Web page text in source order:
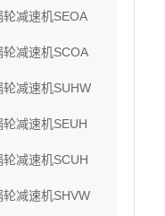
减速机SEOA
减速机SCOA
减速机SUHW
减速机SEUH
减速机SCUH
减速机SHVW